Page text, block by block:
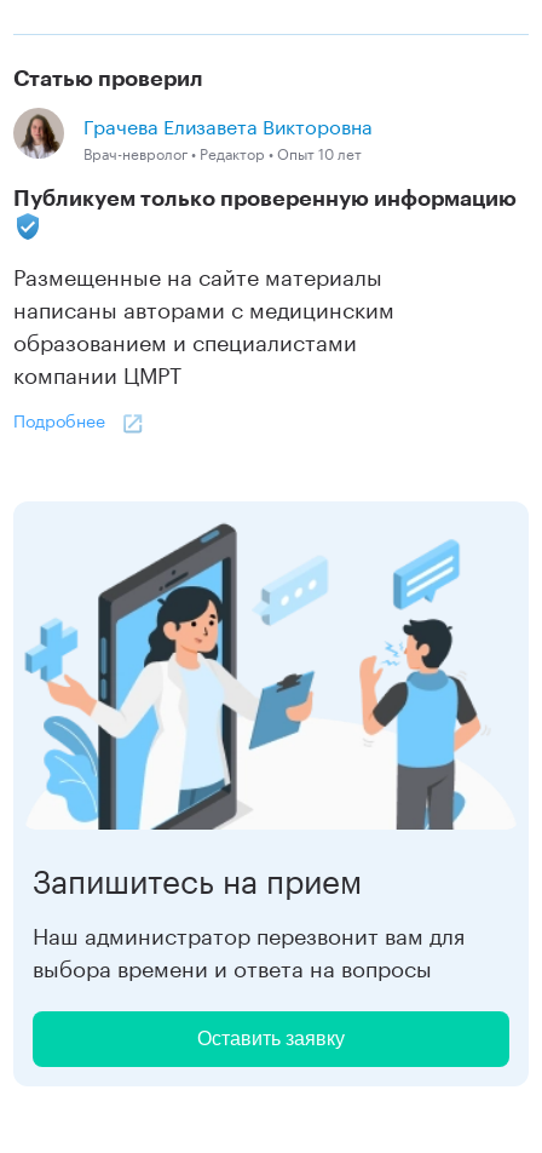
Статью проверил
Грачева Елизавета Викторовна
Врач-невролог • Редактор • Опыт 10 лет
Публикуем только проверенную информацию
Размещенные на сайте материалы
написаны авторами с медицинским
образованием и специалистами
компании ЦМРТ
Подробнее
Запишитесь на прием
Наш администратор перезвонит вам для
выбора времени и ответа на вопросы
Оставить заявку